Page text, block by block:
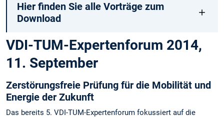
Hier finden Sie alle Vorträge zum
Download
VDI-TUM-Expertenforum 2014,
11. September
Zerstörungsfreie Prüfung für die Mobilität und
Energie der Zukunft
Das bereits 5. VDI-TUM-Expertenforum fokussiert auf die